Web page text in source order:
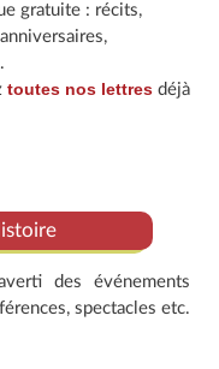
gratuite : récits,
toutes nos lettresdéjà
des événements
spectacles etc.